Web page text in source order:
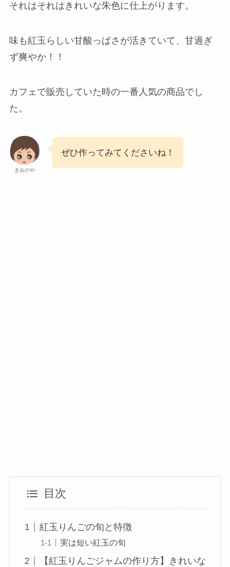
それはそれはきれいな朱色に仕上がります。
味も紅玉らしい甘酸っぱさが活きていて、甘過ぎ
ず爽やか！！
カフェで販売していた時の一番人気の商品でし
た。
きみのや
ぜひ作ってみてくださいね！
目次
紅玉りんごの旬と特徴
実は短い紅玉の旬
【紅玉りんごジャムの作り方】きれいな